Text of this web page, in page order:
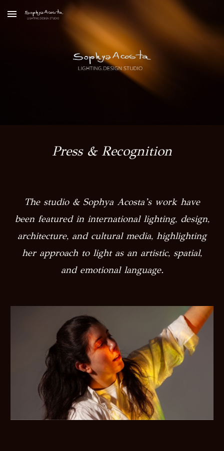
Skip to main content Skip to navigation
Press & Recognition
The studio & Sophya Acosta’s work have
been featured in international lighting, design,
architecture, and cultural media, highlighting
her approach to light as an artistic, spatial,
and emotional language.